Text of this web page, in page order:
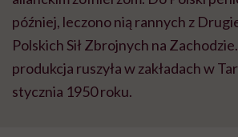
później, leczono nią rannych z
Polskich Sił Zbrojnych na
produkcja ruszyła w zakładach w
stycznia 1950 roku.